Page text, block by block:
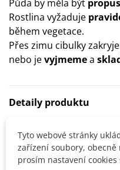
Půda by měla být
Rostlina vyžaduje
během vegetace.
Přes zimu cibulky
nebo jevyjmemea
Detaily produktu
SOUVISEJÍCÍ PRODUKTY
Tyto webové stránky
zařízení soubory, obecně
prosím nastavení